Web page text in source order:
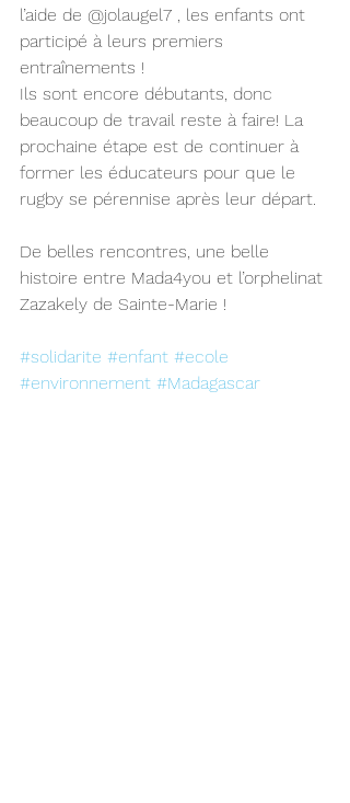
l’aide de @jolaugel7 , les enfants ont
participé à leurs premiers
entraînements !
Ils sont encore débutants, donc
beaucoup de travail reste à faire! La
prochaine étape est de continuer à
former les éducateurs pour que le
rugby se pérennise après leur départ.
De belles rencontres, une belle
histoire entre Mada4you et l’orphelinat
Zazakely de Sainte-Marie !
#solidarite #enfant #ecole
#environnement #Madagascar